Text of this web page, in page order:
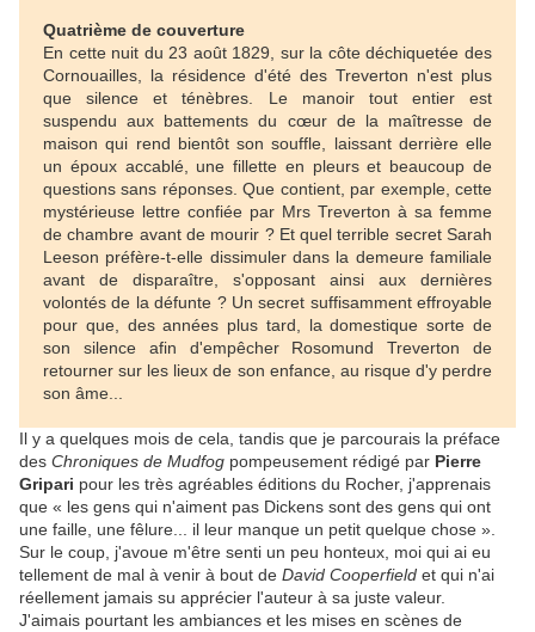
Quatrième de couverture
En cette nuit du 23 août 1829, sur la côte déchiquetée des
Cornouailles, la résidence d'été des Treverton n'est plus
que silence et ténèbres. Le manoir tout entier est
suspendu aux battements du cœur de la maîtresse de
maison qui rend bientôt son souffle, laissant derrière elle
un époux accablé, une fillette en pleurs et beaucoup de
questions sans réponses. Que contient, par exemple, cette
mystérieuse lettre confiée par Mrs Treverton à sa femme
de chambre avant de mourir ? Et quel terrible secret Sarah
Leeson préfère-t-elle dissimuler dans la demeure familiale
avant de disparaître, s'opposant ainsi aux dernières
volontés de la défunte ? Un secret suffisamment effroyable
pour que, des années plus tard, la domestique sorte de
son silence afin d'empêcher Rosomund Treverton de
retourner sur les lieux de son enfance, au risque d'y perdre
son âme...
Il y a quelques mois de cela, tandis que je parcourais la préface
des Chroniques de Mudfog pompeusement rédigé par Pierre
Gripari pour les très agréables éditions du Rocher, j'apprenais
que « les gens qui n'aiment pas Dickens sont des gens qui ont
une faille, une fêlure... il leur manque un petit quelque chose ».
Sur le coup, j'avoue m'être senti un peu honteux, moi qui ai eu
tellement de mal à venir à bout de David Cooperfield et qui n'ai
réellement jamais su apprécier l'auteur à sa juste valeur.
J'aimais pourtant les ambiances et les mises en scènes de